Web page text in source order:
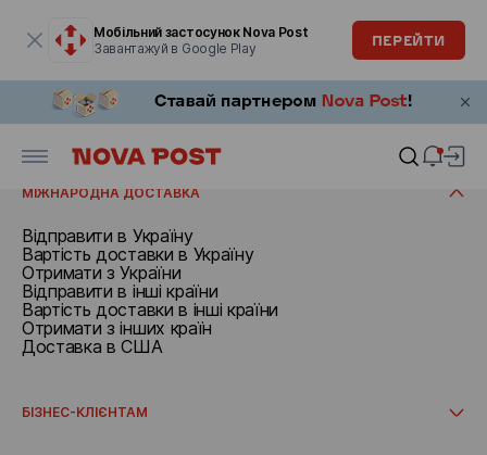
Мобільний застосунок Nova Post
Завантажуй в Google Play
ПЕРЕЙТИ
Документи та посилки до 30 кг
Вантажі понад 30 кг
Відправити з адреси
Вартість доставки
ОТРИМАТИ
Отримати в Латвії
МІЖНАРОДНА ДОСТАВКА
Відправити в Україну
Вартість доставки в Україну
Отримати з України
Відправити в інші країни
Вартість доставки в інші країни
Отримати з інших країн
Доставка в США
БІЗНЕС-КЛІЄНТАМ